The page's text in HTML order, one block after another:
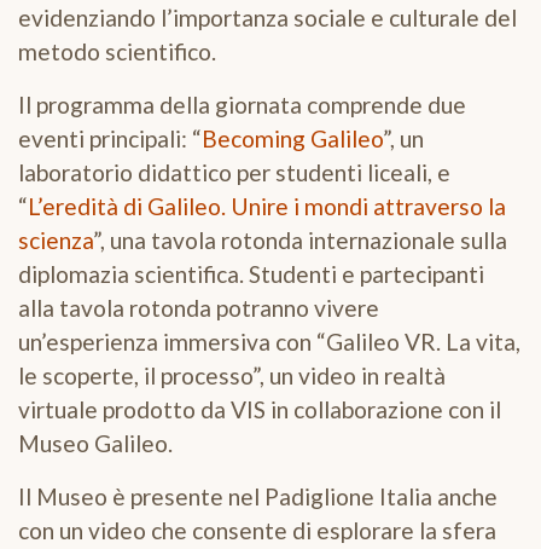
evidenziando l’importanza sociale e culturale del
metodo scientifico.
Il programma della giornata comprende due
eventi principali: “Becoming Galileo”, un
laboratorio didattico per studenti liceali, e
“L’eredità di Galileo. Unire i mondi attraverso la
scienza”, una tavola rotonda internazionale sulla
diplomazia scientifica. Studenti e partecipanti
alla tavola rotonda potranno vivere
un’esperienza immersiva con “Galileo VR. La vita,
le scoperte, il processo”, un video in realtà
virtuale prodotto da VIS in collaborazione con il
Museo Galileo.
Il Museo è presente nel Padiglione Italia anche
con un video che consente di esplorare la sfera